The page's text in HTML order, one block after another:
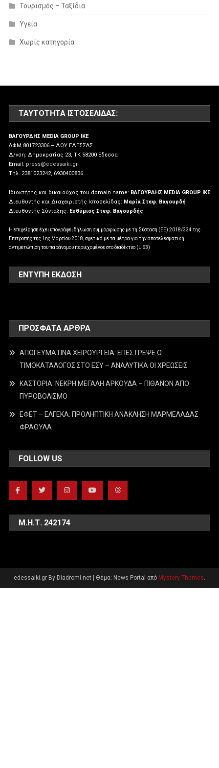
Τουρισμός – Ταξίδια
Υγεία
Χωρίς κατηγορία
ΤΑΥΤΌΤΗΤΑ ΙΣΤΟΣΕΛΊΔΑΣ:
ΒΑΓΟΥΡΔΗΣ MEDIA GROUP IKE
ΑΦΜ 801723306 – ΔΟΥ ΕΔΕΣΣΑΣ
Δ/νση: Δημοκρατίας 23, ΤΚ 58200 Εδεσσα
Email: press@edessaiki.gr
Tηλ. 2381023242, 6930400836
Ιδιοκτήτης και δικαιούχος του domain name: ΒΑΓΟΥΡΔΗΣ MEDIA GROUP IKE
Διευθυντής και Διαχειριστής Ιστοσελίδας: Μαρία Στεφ. Βαγουρδή
Διευθυντής Σύνταξης: Ευθύμιος Στεφ. Βαγουρδής
Η επιχείρηση έχει υπογράψει δήλωση συμμόρφωσης με τη Σύσταση (ΕΕ) 2018/334 της
Επιτροπής της 1ης Μαρτίου 2018, σχετικά με τα μέτρα για την αποτελεσματική
αντιμετώπιση του παράνομου περιεχομένου στο διαδίκτυο (L 63)
ΕΝΤΥΠΗ ΕΚΔΟΣΗ
ΠΡΌΣΦΑΤΑ ΆΡΘΡΑ
ΑΠΟΓΕΥΜΑΤΙΝΑ ΧΕΙΡΟΥΡΓΕΙΑ: ΕΠΕΣΤΡΕΨΕ Ο
ΤΙΜΟΚΑΤΑΛΟΓΟΣ ΣΤΟ ΕΣΥ – ΑΝΑΛΥΤΙΚΑ ΟΙ ΧΡΕΩΣΕΙΣ
ΚΑΣΤΟΡΙΑ: ΝΕΚΡΗ ΜΕΓΑΛΗ ΑΡΚΟΥΔΑ – ΠΙΘΑΝΟΝ ΑΠΟ
ΠΥΡΟΒΟΛΙΣΜΟ
ΕΦΕΤ – ΕΛΓΕΚΑ: ΠΡΟΛΗΠΤΙΚΗ ΑΝΑΚΛΗΣΗ ΜΑΡΜΕΛΑΔΑΣ
ΦΡΑΟΥΛΑ
FOLLOW US
Μ.Η.Τ. 242174
edessaiki.gr By Diadromi.net Θέμα: News Portal από Mystery Themes.